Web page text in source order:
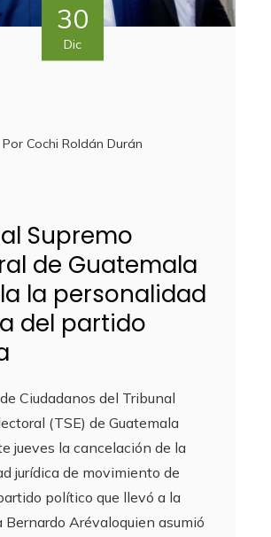
30
Dic
Por Cochi Roldán Durán
Supremo
de Guatemala
la personalidad
del partido
Ciudadanos del Tribunal
(TSE) de Guatemala
jueves la cancelación de la
jurídica de movimiento de
político que llevó a la
Bernardo Arévaloquien asumió